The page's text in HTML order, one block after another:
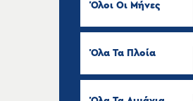
Όλοι Οι Μήνες
Όλα Τα Πλοία